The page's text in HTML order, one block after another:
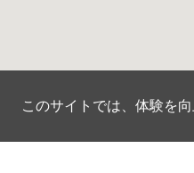
このサイトでは、体験を